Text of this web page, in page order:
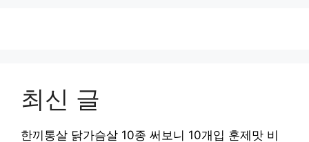
최신 글
한끼통살 닭가슴살 10종 써보니 10개입 훈제맛 비